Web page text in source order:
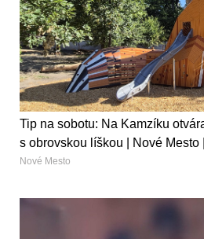
Tip na sobotu: Na Kamzíku
s obrovskou líškou | Nové Mesto
Nové Mesto